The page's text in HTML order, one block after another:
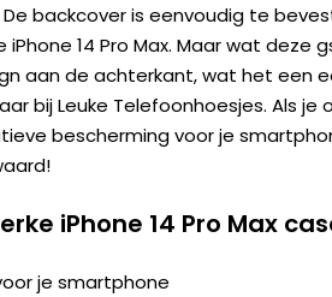
backcover is eenvoudig te
14 Pro Max. Maar wat deze
aan de achterkant, wat het een
bij Leuke Telefoonhoesjes. Als je
bescherming voor je
iPhone 14 Pro Max
je smartphone